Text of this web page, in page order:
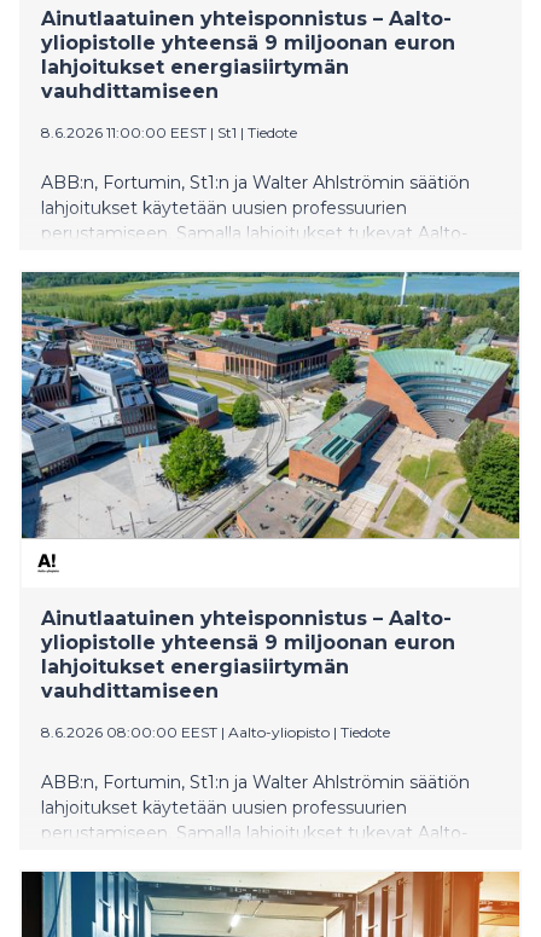
Ainutlaatuinen yhteisponnistus – Aalto-
yliopistolle yhteensä 9 miljoonan euron
lahjoitukset energiasiirtymän
vauhdittamiseen
8.6.2026 11:00:00 EEST | St1 | Tiedote
ABB:n, Fortumin, St1:n ja Walter Ahlströmin säätiön
lahjoitukset käytetään uusien professuurien
perustamiseen. Samalla lahjoitukset tukevat Aalto-
perustamista.
Ainutlaatuinen yhteisponnistus – Aalto-
yliopistolle yhteensä 9 miljoonan euron
lahjoitukset energiasiirtymän
vauhdittamiseen
8.6.2026 08:00:00 EEST | Aalto-yliopisto | Tiedote
ABB:n, Fortumin, St1:n ja Walter Ahlströmin säätiön
lahjoitukset käytetään uusien professuurien
perustamiseen. Samalla lahjoitukset tukevat Aalto-
perustamista.